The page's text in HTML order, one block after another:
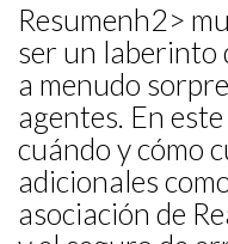
Resumenh2>
ser un laberinto
a menudo
agentes. En
cuándo y cómo
adicionales
asociación de